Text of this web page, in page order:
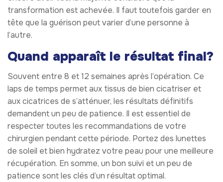
transformation est achevée. Il faut toutefois garder en
tête que la guérison peut varier d’une personne à
l’autre.
Quand apparaît le résultat final?
Souvent entre 8 et 12 semaines après l’opération. Ce
laps de temps permet aux tissus de bien cicatriser et
aux cicatrices de s’atténuer, les résultats définitifs
demandent un peu de patience. Il est essentiel de
respecter toutes les recommandations de votre
chirurgien pendant cette période. Portez des lunettes
de soleil et bien hydratez votre peau pour une meilleure
récupération. En somme, un bon suivi et un peu de
patience sont les clés d’un résultat optimal.